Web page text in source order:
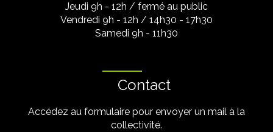
Jeudi 9h - 12h / fermé au public
Vendredi 9h - 12h / 14h30 - 17h30
Samedi 9h - 11h30
Contact
Accédez au formulaire pour envoyer un mail à la
collectivité.